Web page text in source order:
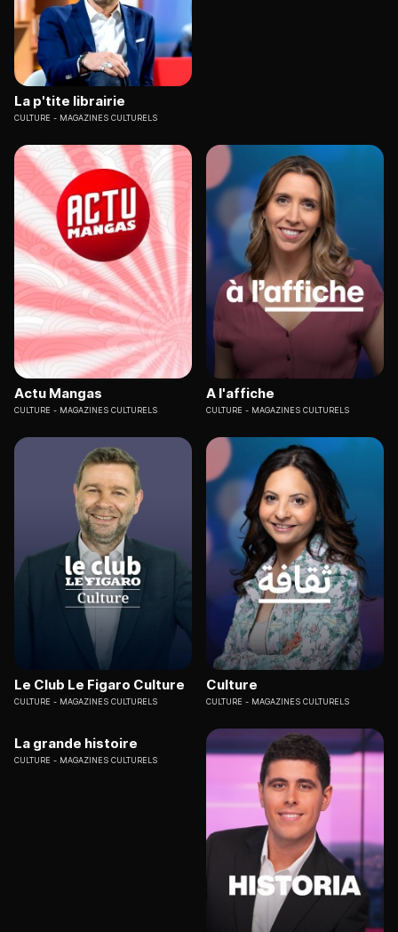
La p'tite librairie
CULTURE MAGAZINES CULTURELS
Actu Mangas
CULTURE MAGAZINES CULTURELS
A l'affiche
CULTURE MAGAZINES CULTURELS
Le Club Le Figaro Culture
CULTURE MAGAZINES CULTURELS
Culture
CULTURE MAGAZINES CULTURELS
La grande histoire
CULTURE MAGAZINES CULTURELS